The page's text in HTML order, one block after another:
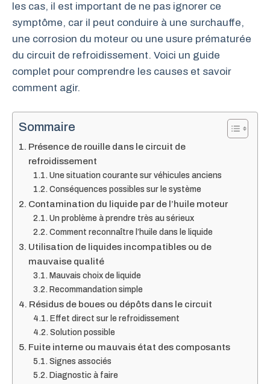
les cas, il est important de ne pas ignorer ce
symptôme, car il peut conduire à une surchauffe,
une corrosion du moteur ou une usure prématurée
du circuit de refroidissement. Voici un guide
complet pour comprendre les causes et savoir
comment agir.
Sommaire
Présence de rouille dans le circuit de
refroidissement
Une situation courante sur véhicules anciens
Conséquences possibles sur le système
Contamination du liquide par de l’huile moteur
Un problème à prendre très au sérieux
Comment reconnaître l’huile dans le liquide
Utilisation de liquides incompatibles ou de
mauvaise qualité
Mauvais choix de liquide
Recommandation simple
Résidus de boues ou dépôts dans le circuit
Effet direct sur le refroidissement
Solution possible
Fuite interne ou mauvais état des composants
Signes associés
Diagnostic à faire